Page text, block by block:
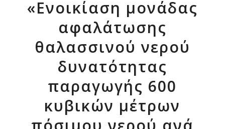
«Ενοικίαση μονάδας
αφαλάτωσης
θαλασσινού νερού
δυνατότητας
παραγωγής 600
κυβικών μέτρων